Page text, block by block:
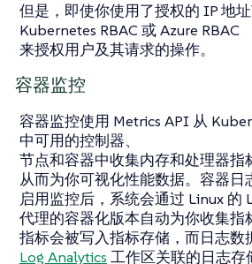
但是，即使你使用了授权的 IP 地
Kubernetes RBAC 或 Azure RBAC
来授权用户及其请求的操作。
容器监控
容器监控使用 Metrics API 从
中可用的控制器、
节点和容器中收集内存和处理器指
从而为你可视化性能数据。容器日
启用监控后，系统会通过 Linux 的
代理的容器化版本自动为你收集指
指标会被写入指标存储，而日志数
Log Analytics 工作区关联的日志存